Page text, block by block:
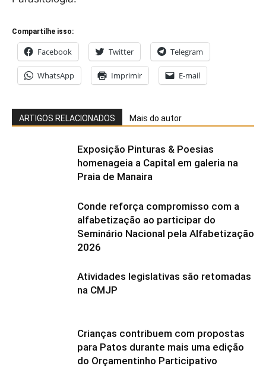
Compartilhe isso:
Facebook Twitter Telegram
WhatsApp Imprimir E-mail
ARTIGOS RELACIONADOS Mais do autor
Exposição Pinturas & Poesias
homenageia a Capital em galeria na
Praia de Manaira
Conde reforça compromisso com a
alfabetização ao participar do
Seminário Nacional pela Alfabetização
2026
Atividades legislativas são retomadas
na CMJP
Crianças contribuem com propostas
para Patos durante mais uma edição
do Orçamentinho Participativo